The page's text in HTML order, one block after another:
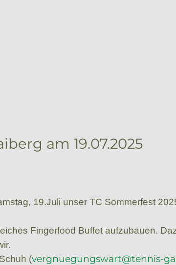
am 19.07.2025
19.Juli unser TC Sommerfest
Fingerfood Buffet aufzubauen.
(vergnuegungswart@tennis-